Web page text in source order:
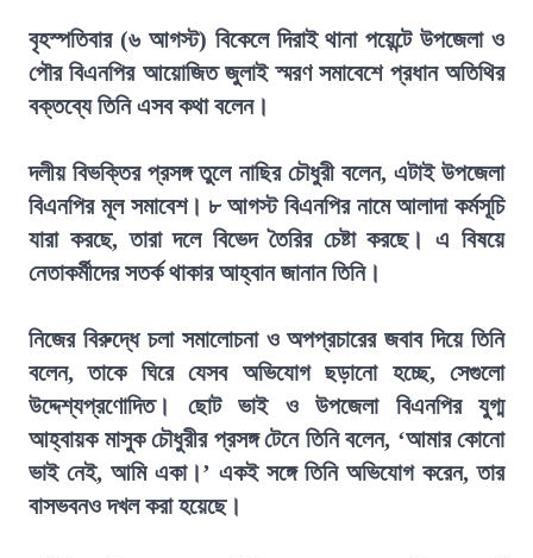
বৃহস্পতিবার (৬ আগস্ট) বিকেলে দিরাই থানা পয়েন্টে উপজেলা ও
পৌর বিএনপির আয়োজিত জুলাই স্মরণ সমাবেশে প্রধান অতিথির
বক্তব্যে তিনি এসব কথা বলেন।
দলীয় বিভক্তির প্রসঙ্গ তুলে নাছির চৌধুরী বলেন, এটাই উপজেলা
বিএনপির মূল সমাবেশ। ৮ আগস্ট বিএনপির নামে আলাদা কর্মসূচি
যারা করছে, তারা দলে বিভেদ তৈরির চেষ্টা করছে। এ বিষয়ে
নেতাকর্মীদের সতর্ক থাকার আহ্বান জানান তিনি।
নিজের বিরুদ্ধে চলা সমালোচনা ও অপপ্রচারের জবাব দিয়ে তিনি
বলেন, তাকে ঘিরে যেসব অভিযোগ ছড়ানো হচ্ছে, সেগুলো
উদ্দেশ্যপ্রণোদিত। ছোট ভাই ও উপজেলা বিএনপির যুগ্ম
আহ্বায়ক মাসুক চৌধুরীর প্রসঙ্গ টেনে তিনি বলেন, ‘আমার কোনো
ভাই নেই, আমি একা।’ একই সঙ্গে তিনি অভিযোগ করেন, তার
বাসভবনও দখল করা হয়েছে।